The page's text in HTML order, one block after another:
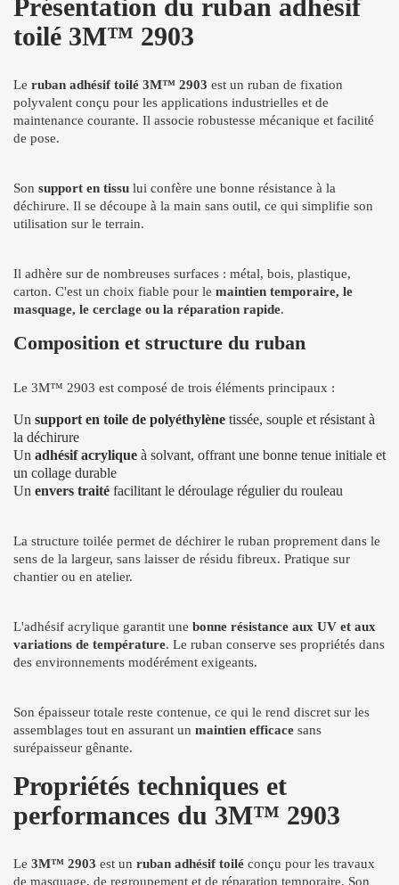
Présentation du ruban adhésif
toilé 3M™ 2903
Le ruban adhésif toilé 3M™ 2903 est un ruban de fixation
polyvalent conçu pour les applications industrielles et de
maintenance courante. Il associe robustesse mécanique et facilité
de pose.
Son support en tissu lui confère une bonne résistance à la
déchirure. Il se découpe à la main sans outil, ce qui simplifie son
utilisation sur le terrain.
Il adhère sur de nombreuses surfaces : métal, bois, plastique,
carton. C'est un choix fiable pour le maintien temporaire, le
masquage, le cerclage ou la réparation rapide.
Composition et structure du ruban
Le 3M™ 2903 est composé de trois éléments principaux :
Un support en toile de polyéthylène tissée, souple et résistant à
la déchirure
Un adhésif acrylique à solvant, offrant une bonne tenue initiale et
un collage durable
Un envers traité facilitant le déroulage régulier du rouleau
La structure toilée permet de déchirer le ruban proprement dans le
sens de la largeur, sans laisser de résidu fibreux. Pratique sur
chantier ou en atelier.
L'adhésif acrylique garantit une bonne résistance aux UV et aux
variations de température. Le ruban conserve ses propriétés dans
des environnements modérément exigeants.
Son épaisseur totale reste contenue, ce qui le rend discret sur les
assemblages tout en assurant un maintien efficace sans
surépaisseur gênante.
Propriétés techniques et
performances du 3M™ 2903
Le 3M™ 2903 est un ruban adhésif toilé conçu pour les travaux
de masquage, de regroupement et de réparation temporaire. Son